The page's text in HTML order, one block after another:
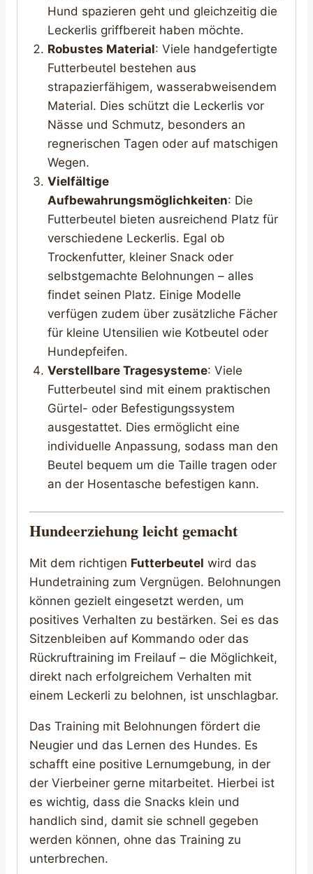
Hund spazieren geht und gleichzeitig die
Leckerlis griffbereit haben möchte.
Robustes Material: Viele handgefertigte
Futterbeutel bestehen aus
strapazierfähigem, wasserabweisendem
Material. Dies schützt die Leckerlis vor
Nässe und Schmutz, besonders an
regnerischen Tagen oder auf matschigen
Wegen.
Vielfältige
Aufbewahrungsmöglichkeiten: Die
Futterbeutel bieten ausreichend Platz für
verschiedene Leckerlis. Egal ob
Trockenfutter, kleiner Snack oder
selbstgemachte Belohnungen – alles
findet seinen Platz. Einige Modelle
verfügen zudem über zusätzliche Fächer
für kleine Utensilien wie Kotbeutel oder
Hundepfeifen.
Verstellbare Tragesysteme: Viele
Futterbeutel sind mit einem praktischen
Gürtel- oder Befestigungssystem
ausgestattet. Dies ermöglicht eine
individuelle Anpassung, sodass man den
Beutel bequem um die Taille tragen oder
an der Hosentasche befestigen kann.
Hundeerziehung leicht gemacht
Mit dem richtigen Futterbeutel wird das
Hundetraining zum Vergnügen. Belohnungen
können gezielt eingesetzt werden, um
positives Verhalten zu bestärken. Sei es das
Sitzenbleiben auf Kommando oder das
Rückruftraining im Freilauf – die Möglichkeit,
direkt nach erfolgreichem Verhalten mit
einem Leckerli zu belohnen, ist unschlagbar.
Das Training mit Belohnungen fördert die
Neugier und das Lernen des Hundes. Es
schafft eine positive Lernumgebung, in der
der Vierbeiner gerne mitarbeitet. Hierbei ist
es wichtig, dass die Snacks klein und
handlich sind, damit sie schnell gegeben
werden können, ohne das Training zu
unterbrechen.